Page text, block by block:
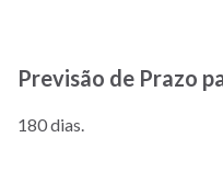
Previsão de Prazo
180 dias.